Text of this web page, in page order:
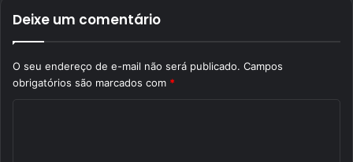
Deixe um comentário
O seu endereço de e-mail não será publicado. Campos
obrigatórios são marcados com *